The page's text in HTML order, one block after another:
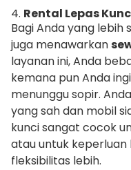
4. Rental Lepas
Bagi Anda yang lebih
juga menawarkan
layanan ini, Anda
kemana pun Anda
menunggu sopir.
yang sah dan mobil
kunci sangat cocok
atau untuk
fleksibilitas lebih.